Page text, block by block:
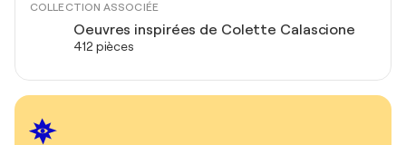
COLLECTION ASSOCIÉE
Oeuvres inspirées de Colette Calascione
412 pièces